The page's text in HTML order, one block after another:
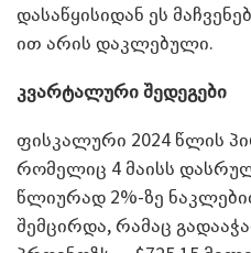
დასაწყისიდან ეს
ით არის დაკლებული.
კვარტალური შედეგები
ფისკალური 2024 წლის
რომელიც 4 მაისს
წლიურად 2%-ზე
შემცირდა, რამაც